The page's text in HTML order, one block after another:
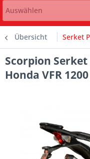
Auswählen
Übersicht Serket
Scorpion
Honda VFR